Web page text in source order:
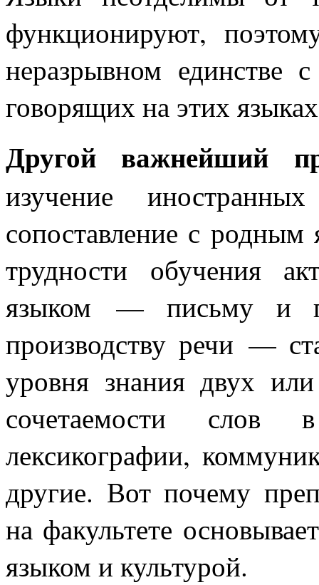
функционируют,
неразрывном единстве
говорящих на этих
Другой важнейший
изучение
сопоставление с
трудности обучения
языком — письму и
производству речи —
уровня знания двух
сочетаемости слов
лексикографии,
другие. Вот почему
на факультете
языком и культурой.